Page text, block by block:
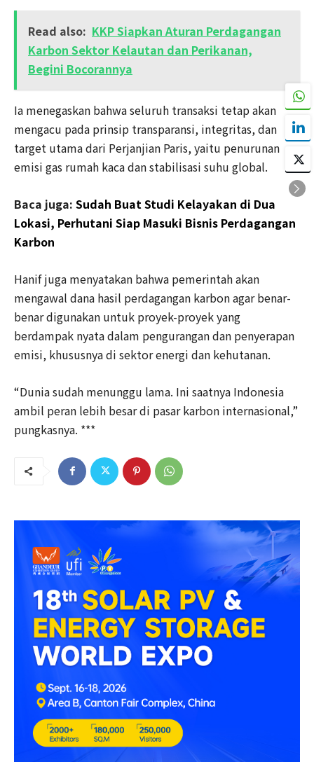
Read also: KKP Siapkan Aturan Perdagangan
Karbon Sektor Kelautan dan Perikanan,
Begini Bocorannya
Ia menegaskan bahwa seluruh transaksi tetap akan
mengacu pada prinsip transparansi, integritas, dan
target utama dari Perjanjian Paris, yaitu penurunan
emisi gas rumah kaca dan stabilisasi suhu global.
Baca juga: Sudah Buat Studi Kelayakan di Dua
Lokasi, Perhutani Siap Masuki Bisnis Perdagangan
Karbon
Hanif juga menyatakan bahwa pemerintah akan
mengawal dana hasil perdagangan karbon agar benar-
benar digunakan untuk proyek-proyek yang
berdampak nyata dalam pengurangan dan penyerapan
emisi, khususnya di sektor energi dan kehutanan.
“Dunia sudah menunggu lama. Ini saatnya Indonesia
ambil peran lebih besar di pasar karbon internasional,”
pungkasnya. ***